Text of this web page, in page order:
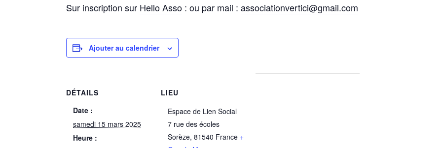
Sur inscription sur Hello Asso :ou par mail :associationvertici@gmail.com
Ajouter au calendrier
DÉTAILS
Date :
samedi 15 mars 2025
Heure :
LIEU
Espace de Lien Social
7 rue des écoles
Sorèze, 81540 France +